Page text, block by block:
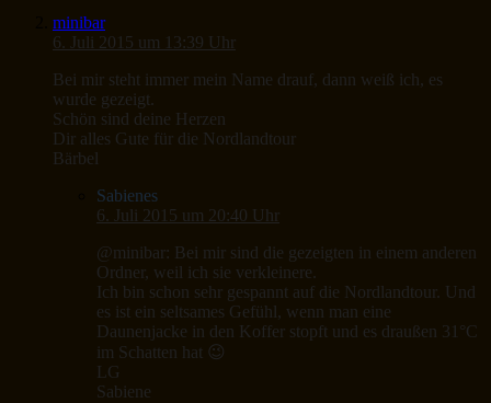
minibar
6. Juli 2015 um 13:39 Uhr
Bei mir steht immer mein Name drauf, dann weiß ich, es
wurde gezeigt.
Schön sind deine Herzen
Dir alles Gute für die Nordlandtour
Bärbel
Sabienes
6. Juli 2015 um 20:40 Uhr
@minibar: Bei mir sind die gezeigten in einem anderen
Ordner, weil ich sie verkleinere.
Ich bin schon sehr gespannt auf die Nordlandtour. Und
es ist ein seltsames Gefühl, wenn man eine
Daunenjacke in den Koffer stopft und es draußen 31°C
im Schatten hat 😉
LG
Sabiene